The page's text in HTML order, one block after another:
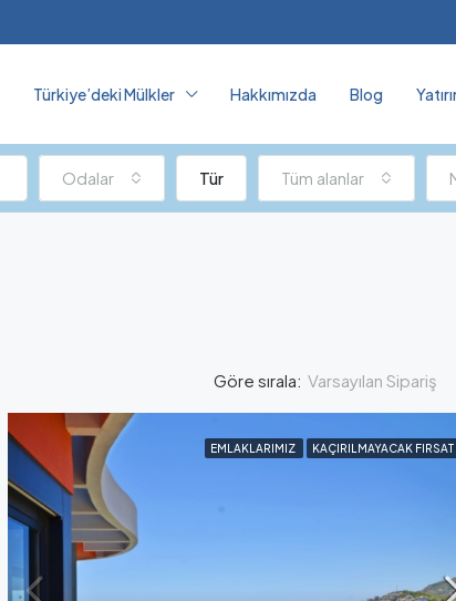
Türkiye’deki Mülkler Hakkımızda Blog
Odalar Tür Tüm alanlar
Göre sırala: Varsayılan Sipariş
EMLAKLARIMIZ KAÇIRILMAYACAK FIRSAT